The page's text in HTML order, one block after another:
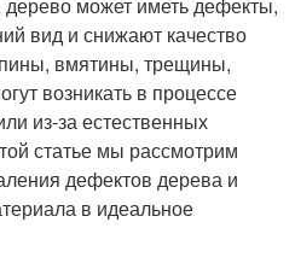
может иметь дефекты,
вид и снижают качество
вмятины, трещины,
возникать в процессе
из-за естественных
статье мы рассмотрим
дефектов дерева и
в идеальное